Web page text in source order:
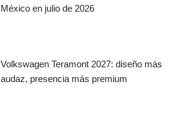
México en julio de 2026
Volkswagen Teramont 2027: diseño más
audaz, presencia más premium